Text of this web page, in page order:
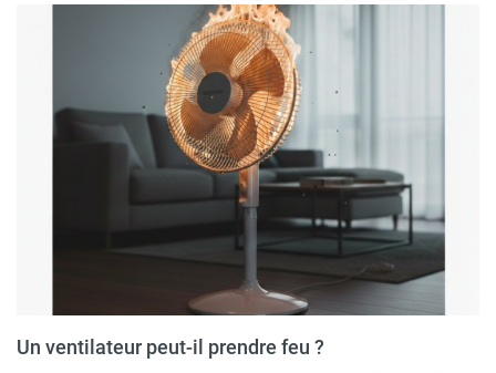
Un ventilateur peut-il prendre feu ?